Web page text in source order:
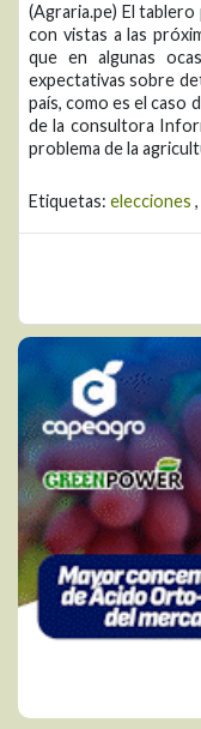
(Agraria.pe) El
con vistas a las
que en algunas
expectativas sobre
país, como es el caso
de la consultora
problema de la
Etiquetas: elecciones ,